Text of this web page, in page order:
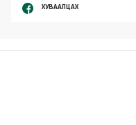
ХУВААЛЦАХ